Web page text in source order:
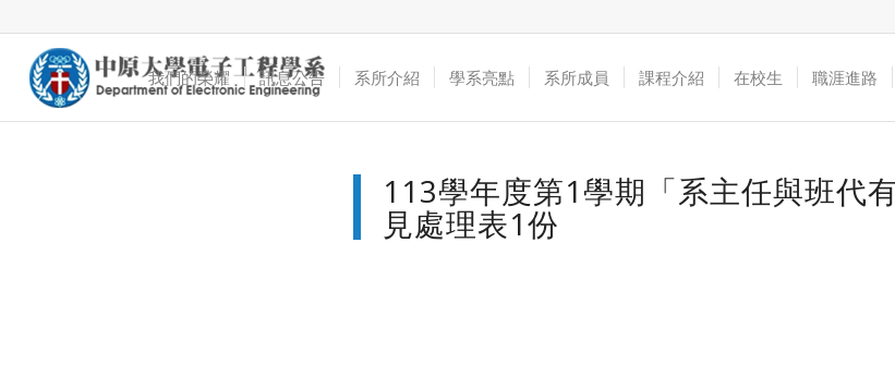
我們的榮耀 訊息公告 系所介紹 學系亮點 系所成員 課程介紹 在校生 職涯進路
113學年度第1學期「系主任與班代
見處理表1份